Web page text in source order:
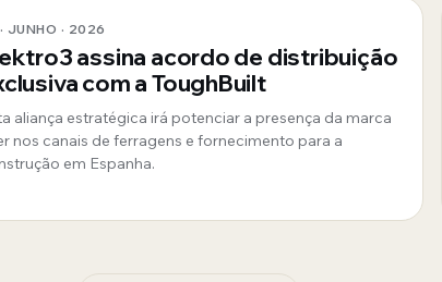
JUNHO · 2026
assina acordo de distribuição
com a ToughBuilt
aliança estratégica irá potenciar a presença da marca
nos canais de ferragens e fornecimento para a
em Espanha.